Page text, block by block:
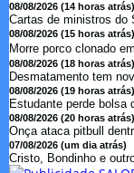
08/08/2026 (14 horas atrás)
Cartas de ministros do
08/08/2026 (15 horas atrás)
Morre porco clonado
08/08/2026 (18 horas atrás)
Desmatamento tem
08/08/2026 (19 horas atrás)
Estudante perde bolsa
08/08/2026 (20 horas atrás)
Onça ataca pitbull
07/08/2026 (um dia atrás)
Cristo, Bondinho e